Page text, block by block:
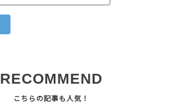
RECOMMEND